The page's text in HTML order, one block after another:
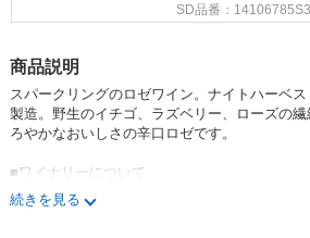
SD品番：14106785S3
商品説明
スパークリングのロゼワイン。ナイトハーベ
製造。野生のイチゴ、ラズベリー、ローズの
ろやかなおいしさの辛口ロゼです。
■ワイナリーについて
ドメーヌ・ソロンスは南仏プロヴァンスのワイ
うの有機栽培を始め、醸造、瓶詰までを一貫し
続きを見る